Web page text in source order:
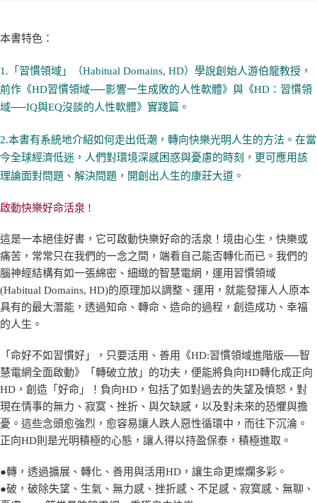
本書特色：
1.「習慣領域」（Habitual Domains, HD）學說創始人游伯龍教授，
前作《HD習慣領域──影響一生成敗的人性軟體》與《HD：習慣領
域──IQ與EQ沒談的人性軟體》實踐篇。
2.本書有系統地介紹如何走出低潮，轉向快樂光明人生的方法。在當
今全球經濟低迷，人們對環境深感困惑與憂慮的時刻，更可應用該
理論面對問題、解決問題，開創出人生的康莊大道。
啟動快樂好命活泉 !
這是一本絕佳好書，它可啟動快樂好命的活泉！境由心生，快樂或
痛苦，常常只在我們的一念之間，端看自己能否轉化而已。我們的
腦神經結構有如一張綿密、細緻的智慧電網，運用習慣領域
(Habitual Domains, HD)的原理加以調整、運用，就能發揮人人原本
具有的最大潛能，透過知命、轉命、造命的過程，創造成功、幸福
的人生。
「命好不如習慣好」，只要活用、善用《HD:習慣領域進階版──智
慧電網全面啟動》「轉破立放」的功夫，便能將負向HD轉化成正向
HD，創造「好命」！負向HD，包括了如對過去的失望及憤怒，對
現在情事的無力、寂寞、挫折、與欠缺感，以及對未來的恐懼與擔
憂。這些念頭愈強烈，愈容易讓人跌人惡性循環中，而往下沉淪。
正向HD則是光明積極的心態，讓人得以持盈保泰，積極進取。
●轉，透過擴展、轉化、善用與活用HD，讓生命更燦爛多彩。
●破，破除失望、生氣、無力感、挫折感、不足感、寂寞感、無聊、